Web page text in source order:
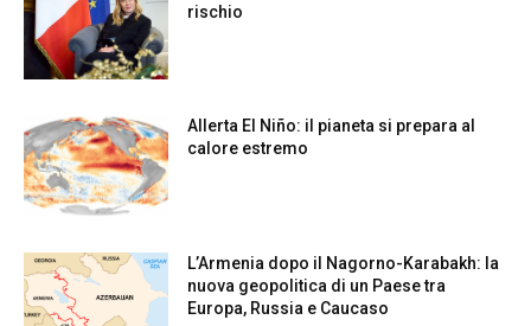
rischio
Allerta El Niño: il pianeta si prepara al
calore estremo
L’Armenia dopo il Nagorno-Karabakh: la
nuova geopolitica di un Paese tra
Europa, Russia e Caucaso